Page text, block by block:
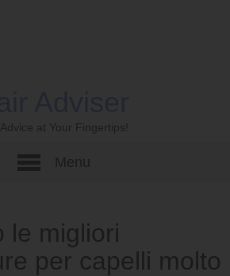
at Your Fingertips!
le migliori
per capelli molto